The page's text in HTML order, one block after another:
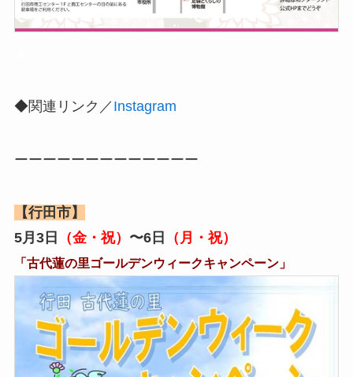
◆関連リンク／ Instagram
ーーーーーーーーーーーーー
【行田市】
5月3日
（金・祝） 〜6日 （月・祝）
「古代蓮の里ゴールデンウィークキャンペーン」